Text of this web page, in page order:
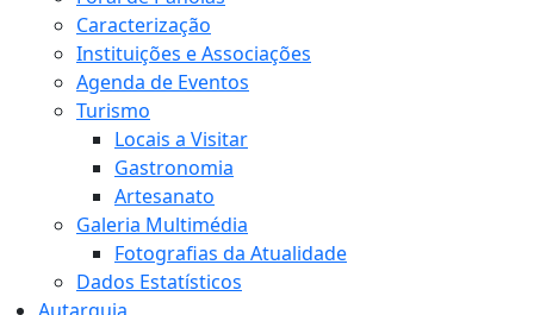
Caracterização
Instituições e Associações
Agenda de Eventos
Turismo
Locais a Visitar
Gastronomia
Artesanato
Galeria Multimédia
Fotografias da Atualidade
Dados Estatísticos